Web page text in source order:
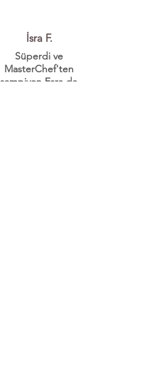
İsra F.
Süperdi ve
MasterChef'ten
şampiyon Esra da